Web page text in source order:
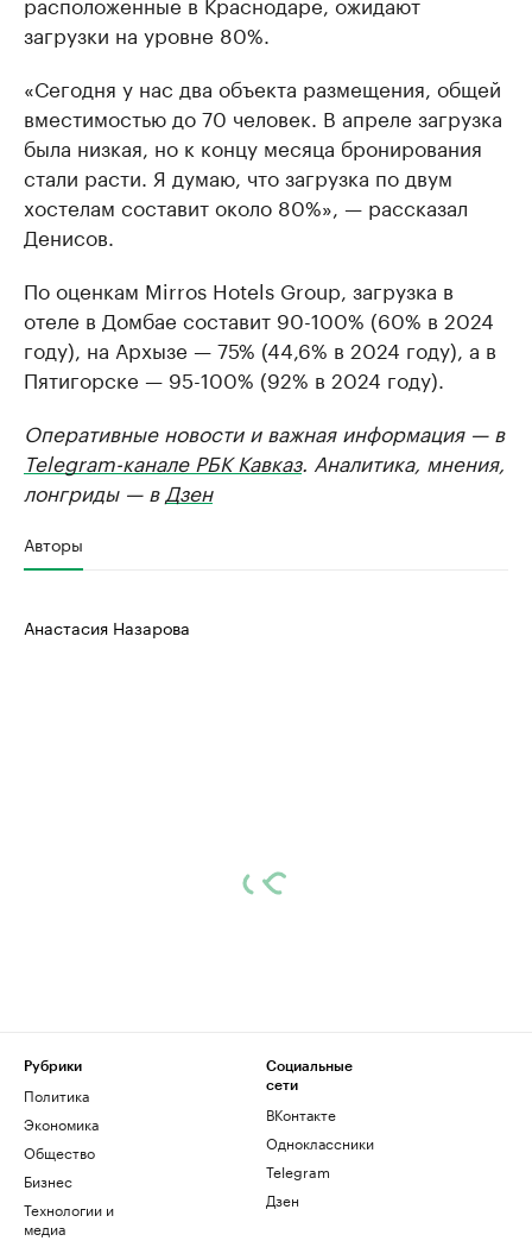
загрузки на уровне 80%.
«Сегодня у нас два объекта размещения, общей
вместимостью до 70 человек. В апреле загрузка
была низкая, но к концу месяца бронирования
стали расти. Я думаю, что загрузка по двум
хостелам составит около 80%», — рассказал
Денисов.
По оценкам Mirros Hotels Group, загрузка в
отеле в Домбае составит 90-100% (60% в 2024
году), на Архызе — 75% (44,6% в 2024 году), а в
Пятигорске — 95-100% (92% в 2024 году).
Оперативные новости и важная информация — в
Telegram-канале РБК Кавказ. Аналитика, мнения,
лонгриды — вДзен
Авторы
Анастасия Назарова
Рубрики
Политика
Экономика
Общество
Бизнес
Технологии и
медиа
Социальные
сети
ВКонтакте
Одноклассники
Telegram
Дзен